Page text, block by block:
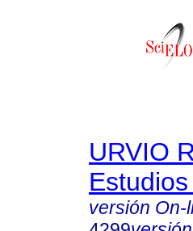
URVIO
versión On-